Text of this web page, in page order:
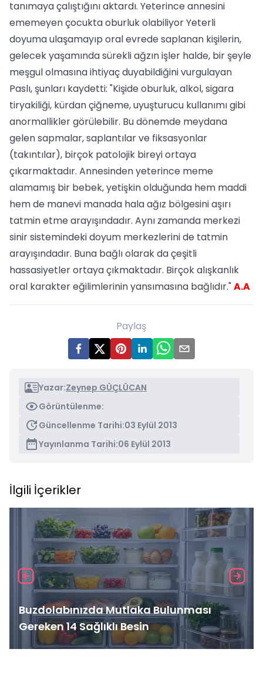
tanımaya çalıştığını aktardı. Yeterince annesini
ememeyen çocukta oburluk olabiliyor Yeterli
doyuma ulaşamayıp oral evrede saplanan kişilerin,
gelecek yaşamında sürekli ağzın işler halde, bir şeyle
meşgul olmasına ihtiyaç duyabildiğini vurgulayan
Paslı, şunları kaydetti: "Kişide oburluk, alkol, sigara
tiryakiliği, kürdan çiğneme, uyuşturucu kullanımı gibi
anormallikler görülebilir. Bu dönemde meydana
gelen sapmalar, saplantılar ve fiksasyonlar
(takıntılar), birçok patolojik bireyi ortaya
çıkarmaktadır. Annesinden yeterince meme
alamamış bir bebek, yetişkin olduğunda hem maddi
hem de manevi manada hala ağız bölgesini aşırı
tatmin etme arayışındadır. Aynı zamanda merkezi
sinir sistemindeki doyum merkezlerini de tatmin
arayışındadır. Buna bağlı olarak da çeşitli
hassasiyetler ortaya çıkmaktadır. Birçok alışkanlık
oral karakter eğilimlerinin yansımasına bağlıdır."A.A
Paylaş
Yazar:Zeynep GÜÇLÜCAN
Görüntülenme:
Güncellenme Tarihi:03 Eylül 2013
Yayınlanma Tarihi:06 Eylül 2013
İlgili İçerikler
Buzdolabınızda Mutlaka Bulunması
Gereken 14 Sağlıklı Besin